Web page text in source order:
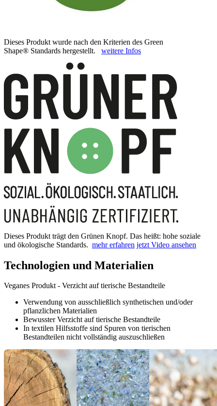
Dieses Produkt wurde nach den Kriterien des Green
Shape® Standards hergestellt. weitere Infos
Dieses Produkt trägt den Grünen Knopf. Das heißt: hohe soziale
und ökologische Standards. mehr erfahren jetzt Video ansehen
Technologien und Materialien
Veganes Produkt - Verzicht auf tierische Bestandteile
Verwendung von ausschließlich synthetischen und/oder
pflanzlichen Materialien
Bewusster Verzicht auf tierische Bestandteile
In textilen Hilfsstoffe sind Spuren von tierischen
Bestandteilen nicht vollständig auszuschließen